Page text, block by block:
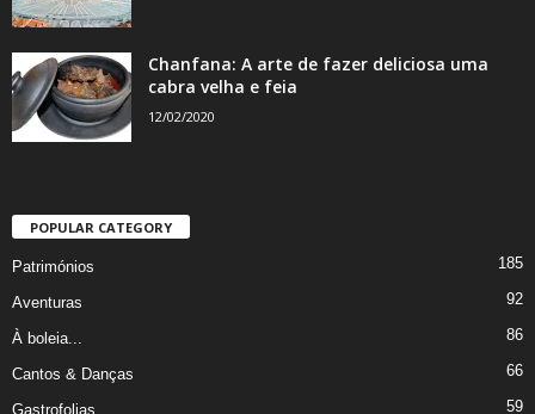
Chanfana: A arte de fazer deliciosa uma
cabra velha e feia
12/02/2020
POPULAR CATEGORY
Patrimónios 185
Aventuras 92
À boleia... 86
Cantos & Danças 66
Gastrofolias 59